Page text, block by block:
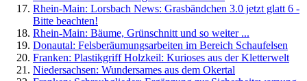
Rhein-Main: Lorsbach News: Grasbändchen 3.0 jetzt glatt 6 -
Bitte beachten!
Rhein-Main: Bäume, Grünschnitt und so weiter ...
Donautal: Felsberäumungsarbeiten im Bereich Schaufelsen
Franken: Plastikgriff Holzkeil: Kurioses aus der Kletterwelt
Niedersachsen: Wundersames aus dem Okertal